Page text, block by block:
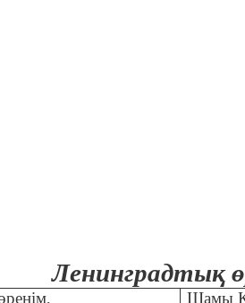
Ленинградтық
Шамы